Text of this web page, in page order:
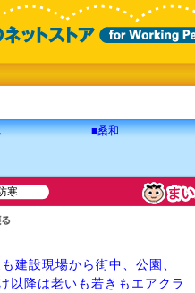
■桑和
寒
建設現場から街中、公園、
以降は老いも若きもエアクラ